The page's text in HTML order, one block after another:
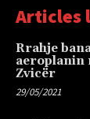
Articles
Rrahje
aeroplanin
Zvicër
29/05/2021